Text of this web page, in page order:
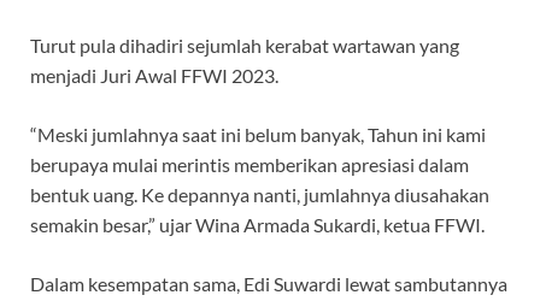
Turut pula dihadiri sejumlah kerabat wartawan yang
menjadi Juri Awal FFWI 2023.
“Meski jumlahnya saat ini belum banyak, Tahun ini kami
berupaya mulai merintis memberikan apresiasi dalam
bentuk uang. Ke depannya nanti, jumlahnya diusahakan
semakin besar,” ujar Wina Armada Sukardi, ketua FFWI.
Dalam kesempatan sama, Edi Suwardi lewat sambutannya